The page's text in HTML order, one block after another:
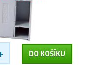
DO KOŠÍKU